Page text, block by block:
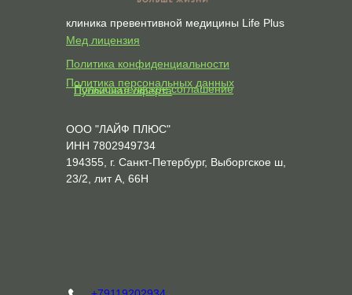
Политика конфиденциальности
ООО "ЛАЙФ ПЛЮС"
ИНН 7802949734
194355, г. Санкт-Петербург, Выборгское ш,
23/2, лит А, 66Н
Мед лицензия
клиника превентивной медицины Life Plus
Политика персональных данных
Публичная оферта
Пользовательское соглашение